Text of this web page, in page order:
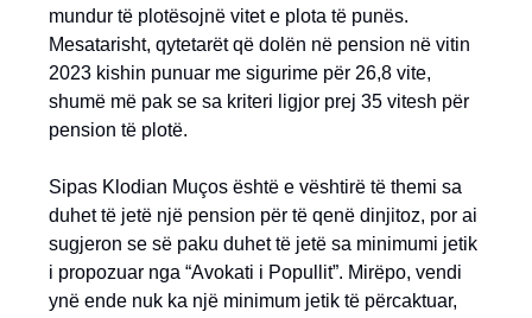
mundur të plotësojnë vitet e plota të punës.
Mesatarisht, qytetarët që dolën në pension në vitin
2023 kishin punuar me sigurime për 26,8 vite,
shumë më pak se sa kriteri ligjor prej 35 vitesh për
pension të plotë.
Sipas Klodian Muços është e vështirë të themi sa
duhet të jetë një pension për të qenë dinjitoz, por ai
sugjeron se së paku duhet të jetë sa minimumi jetik
i propozuar nga “Avokati i Popullit”. Mirëpo, vendi
ynë ende nuk ka një minimum jetik të përcaktuar,